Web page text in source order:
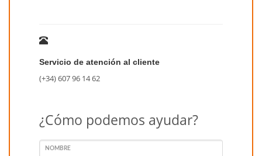
Servicio de atención al cliente
(+34) 607 96 14 62
¿Cómo podemos ayudar?
NOMBRE